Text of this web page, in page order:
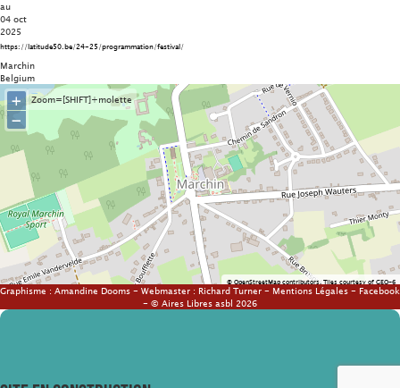
au
04 oct
2025
https://latitude50.be/24-25/programmation/festival/
Marchin
Belgium
Zoom=[SHIFT]+molette
+
−
©OpenStreetMapcontributors. Tiles courtesy ofGEO-6
Graphisme : Amandine Dooms - Webmaster : Richard Turner - Mentions Légales - Facebook
- © Aires Libres asbl 2026